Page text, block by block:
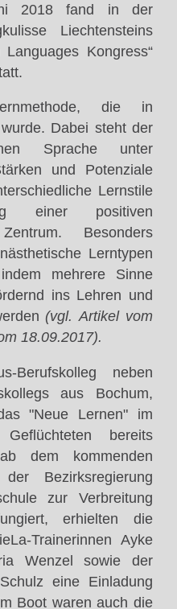
2018 fand in der
Liechtensteins
Kongress“
die in
Dabei steht der
Sprache unter
und Potenziale
Lernstile
einer positiven
Besonders
Lerntypen
mehrere Sinne
ins Lehren und
(vgl. Artikel vom
18.09.2017).
Berufskolleg neben
aus Bochum,
"Neue Lernen" im
bereits
dem kommenden
Bezirksregierung
zur Verbreitung
erhielten die
Trainerinnen Ayke
Wenzel sowie der
eine Einladung
Boot waren auch die